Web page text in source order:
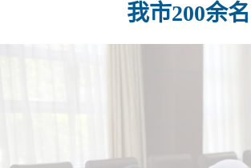
我市200余